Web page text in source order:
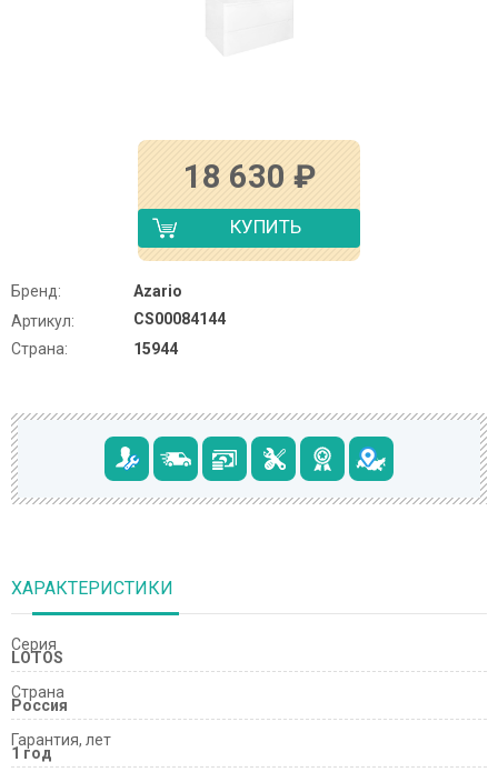
18 630 ₽
КУПИТЬ
Бренд:
Azario
Артикул:
CS00084144
Страна:
15944
ХАРАКТЕРИСТИКИ
Серия
LOTOS
Страна
Россия
Гарантия, лет
1 год